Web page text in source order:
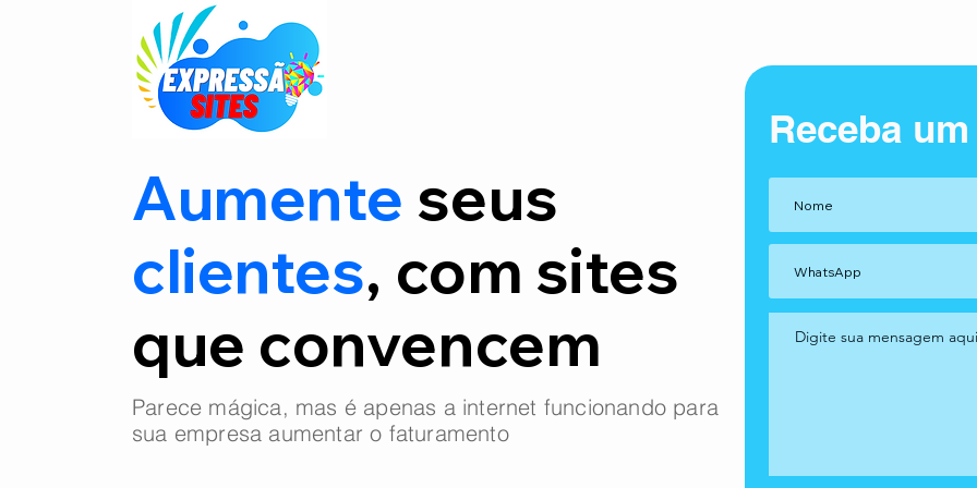
Aumente seus
clientes, com sites
que convencem
Parece mágica, mas é apenas a internet funcionando para
sua empresa aumentar o faturamento
Receba